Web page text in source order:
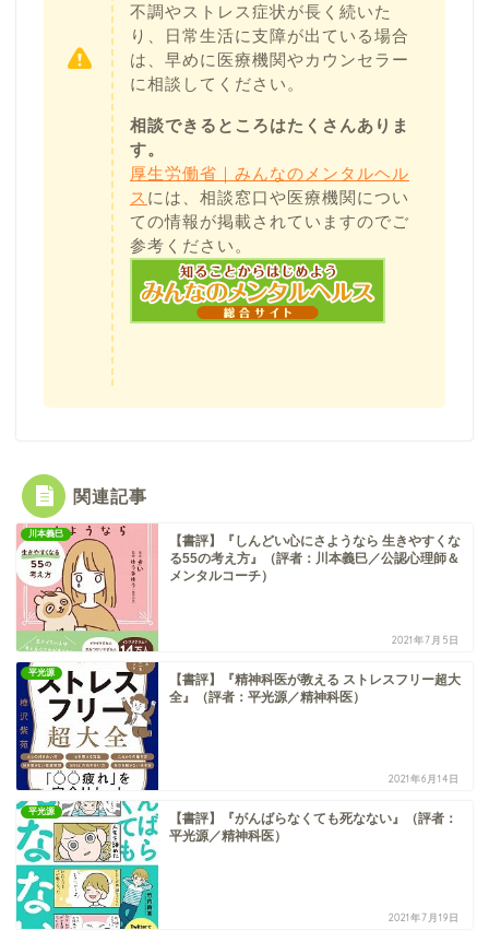
不調やストレス症状が長く続いた
り、日常生活に支障が出ている場合
は、早めに医療機関やカウンセラー
に相談してください。
相談できるところはたくさんありま
す。
厚生労働省｜みんなのメンタルヘル
ス には、相談窓口や医療機関につい
ての情報が掲載されていますのでご
参考ください。
関連記事
川本義巳
【書評】『しんどい心にさようなら 生きやすくな
る55の考え方』（評者：川本義巳／公認心理師＆
メンタルコーチ）
2021年7月5日
平光源
【書評】『精神科医が教える ストレスフリー超大
全』（評者：平光源／精神科医）
2021年6月14日
平光源
【書評】『がんばらなくても死なない』（評者：
平光源／精神科医）
2021年7月19日